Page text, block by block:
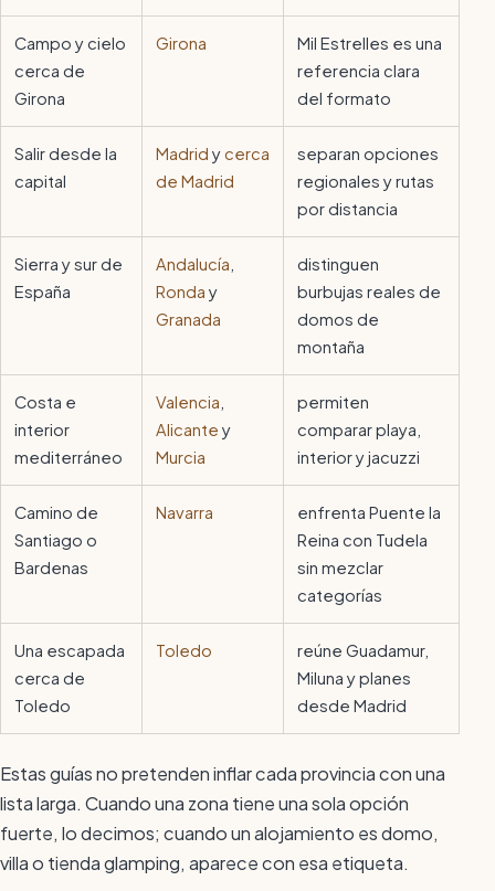
Campo y cielo
cerca de
Girona
Girona
Mil Estrelles es una
referencia clara
del formato
Salir desde la
capital
Madrid ycerca
de Madrid
separan opciones
regionales y rutas
por distancia
Sierra y sur de
España
Andalucía
Ronda y
Granada
distinguen
burbujas reales de
domos de
montaña
Costa e
interior
mediterráneo
Valencia
Alicante y
Murcia
permiten
comparar playa,
interior y jacuzzi
Camino de
Santiago o
Bardenas
Navarra
enfrenta Puente la
Reina con Tudela
sin mezclar
categorías
Una escapada
cerca de
Toledo
Toledo
reúne Guadamur,
Miluna y planes
desde Madrid
Estas guías no pretenden inflar cada provincia con una
lista larga. Cuando una zona tiene una sola opción
fuerte, lo decimos; cuando un alojamiento es domo,
villa o tienda glamping, aparece con esa etiqueta.